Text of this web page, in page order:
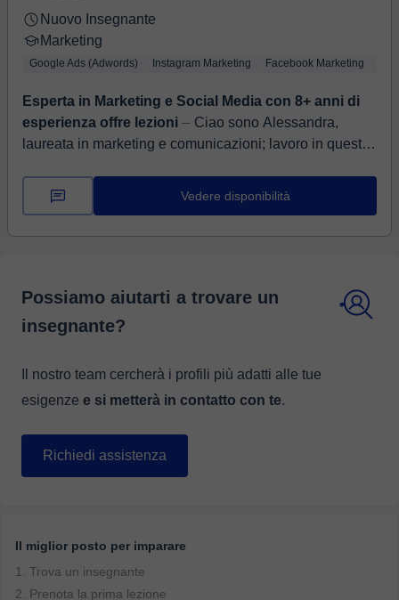
Nuovo Insegnante
Marketing
Google Ads (Adwords) Instagram Marketing Facebook Marketing
Esperta in Marketing e Social Media con 8+ anni di
esperienza offre lezioni ⏤ Ciao sono Alessandra,
laureata in marketing e comunicazioni; lavoro in questo
comunicazione e social me...
Vedere disponibilità
Possiamo aiutarti a trovare un
insegnante?
Il nostro team cercherà i profili più adatti alle tue
esigenze e si metterà in contatto con te.
Richiedi assistenza
Il miglior posto per imparare
1. Trova un insegnante
2. Prenota la prima lezione